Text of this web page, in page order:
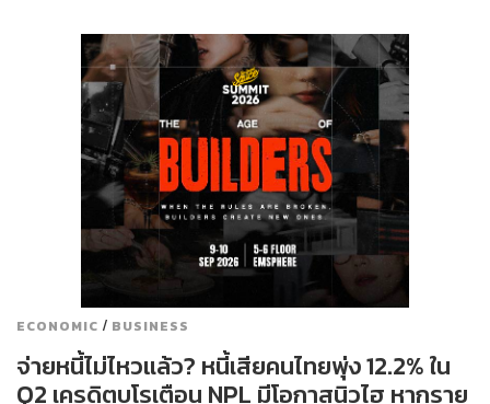
ECONOMIC / BUSINESS
จ่ายหนี้ไม่ไหวแล้ว? หนี้เสียคนไทยพุ่ง 12.2% ใน
Q2 เครดิตบูโรเตือน NPL มีโอกาสนิวไฮ หากราย